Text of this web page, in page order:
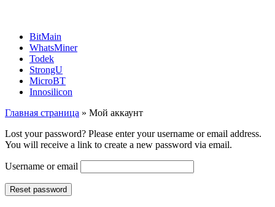
BitMain
WhatsMiner
Todek
StrongU
MicroBT
Innosilicon
Главная страница » Мой аккаунт
Lost your password? Please enter your username or email address.
You will receive a link to create a new password via email.
Username or email
Reset password